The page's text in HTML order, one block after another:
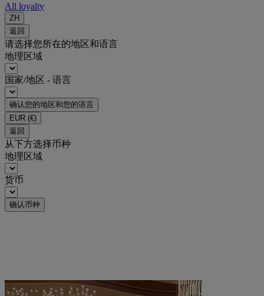
All loyalty
ZH
返回
请选择您所在的地区和语言
地理区域
国家/地区 - 语言
确认您的地区和您的语言
EUR (€)
返回
从下方选择币种
地理区域
货币
确认币种